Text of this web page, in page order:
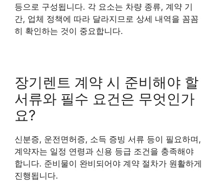
등으로 구성됩니다. 각 요소는 차량 종류, 계약 기
간, 업체 정책에 따라 달라지므로 상세 내역을 꼼꼼
히 확인하는 것이 중요합니다.
장기렌트 계약 시 준비해야 할
서류와 필수 요건은 무엇인가
요?
신분증, 운전면허증, 소득 증빙 서류 등이 필요하며,
계약자는 일정 연령과 신용 등급 조건을 충족해야
합니다. 준비물이 완비되어야 계약 절차가 원활하게
진행됩니다.